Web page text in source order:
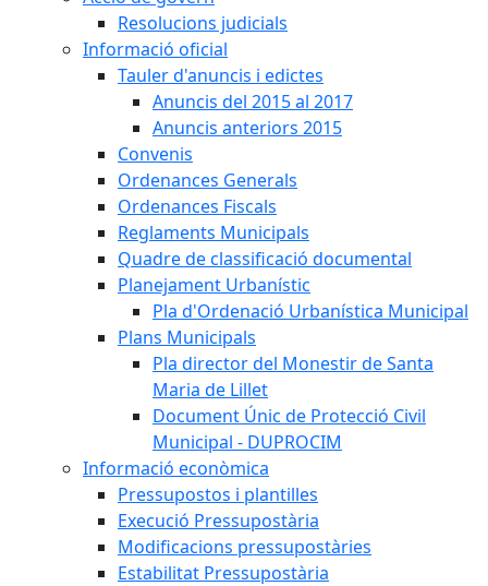
Resolucions judicials
Informació oficial
Tauler d'anuncis i edictes
Anuncis del 2015 al 2017
Anuncis anteriors 2015
Convenis
Ordenances Generals
Ordenances Fiscals
Reglaments Municipals
Quadre de classificació documental
Planejament Urbanístic
Pla d'Ordenació Urbanística Municipal
Plans Municipals
Pla director del Monestir de Santa
Maria de Lillet
Document Únic de Protecció Civil
Municipal - DUPROCIM
Informació econòmica
Pressupostos i plantilles
Execució Pressupostària
Modificacions pressupostàries
Estabilitat Pressupostària